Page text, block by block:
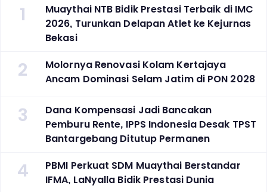
1
Muaythai NTB Bidik Prestasi Terbaik di IMC
2026, Turunkan Delapan Atlet ke Kejurnas
Bekasi
2
Molornya Renovasi Kolam Kertajaya
Ancam Dominasi Selam Jatim di PON 2028
3
Dana Kompensasi Jadi Bancakan
Pemburu Rente, IPPS Indonesia Desak TPST
Bantargebang Ditutup Permanen
4
PBMI Perkuat SDM Muaythai Berstandar
IFMA, LaNyalla Bidik Prestasi Dunia